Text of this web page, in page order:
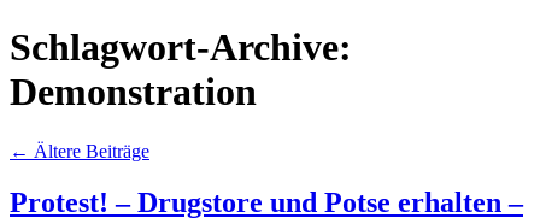
Schlagwort-Archive:
Demonstration
← Ältere Beiträge
Protest! – Drugstore und Potse erhalten –